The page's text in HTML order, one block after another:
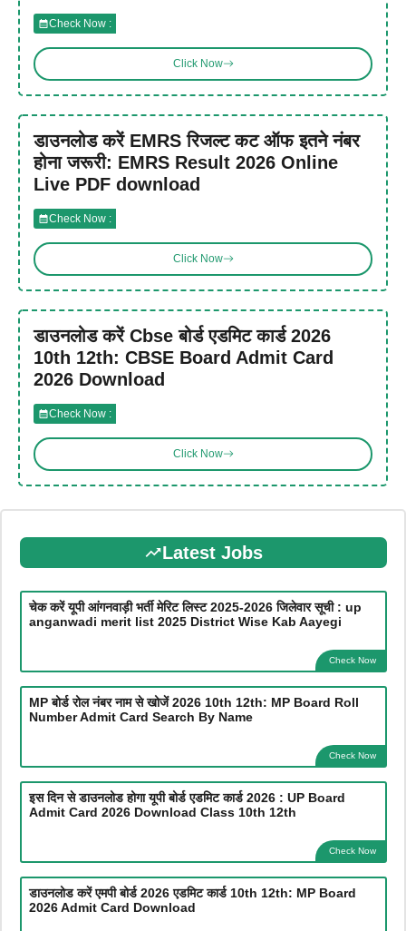
Check Now :
Click Now
डाउनलोड करें EMRS रिजल्ट कट ऑफ इतने नंबर
होना जरूरी: EMRS Result 2026 Online
Live PDF download
Check Now :
Click Now
डाउनलोड करें Cbse बोर्ड एडमिट कार्ड 2026
10th 12th: CBSE Board Admit Card
2026 Download
Check Now :
Click Now
Latest Jobs
चेक करें यूपी आंगनवाड़ी भर्ती मेरिट लिस्ट 2025-2026 जिलेवार सूची : up
anganwadi merit list 2025 District Wise Kab Aayegi
Check Now
MP बोर्ड रोल नंबर नाम से खोजें 2026 10th 12th: MP Board Roll
Number Admit Card Search By Name
Check Now
इस दिन से डाउनलोड होगा यूपी बोर्ड एडमिट कार्ड 2026 : UP Board
Admit Card 2026 Download Class 10th 12th
Check Now
डाउनलोड करें एमपी बोर्ड 2026 एडमिट कार्ड 10th 12th: MP Board
2026 Admit Card Download